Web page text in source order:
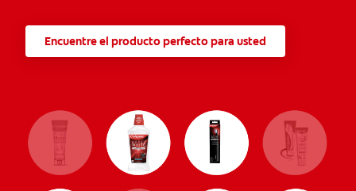
Encuentre el producto perfecto para usted